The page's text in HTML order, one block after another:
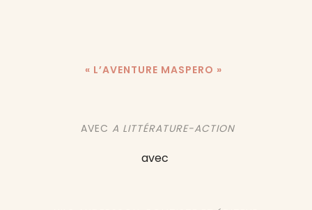
« L’AVENTURE MASPERO »
AVEC A LITTÉRATURE-ACTION
avec